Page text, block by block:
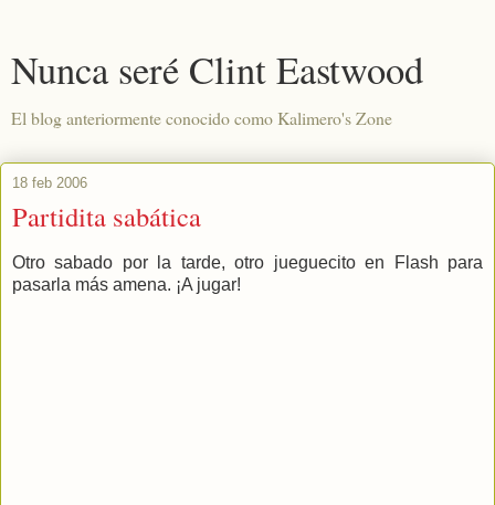
Nunca seré Clint Eastwood
El blog anteriormente conocido como Kalimero's Zone
18 feb 2006
Partidita sabática
Otro sabado por la tarde, otro jueguecito en Flash para
pasarla más amena. ¡A jugar!